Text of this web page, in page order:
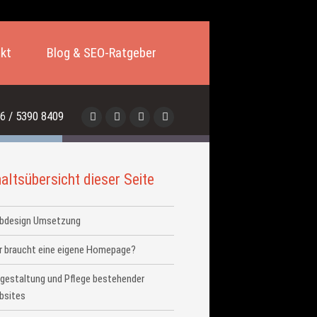
Blog & SEO-Ratgeber
/ 5390 8409
dieser Seite
Umsetzung
braucht eine eigene Homepage?
und Pflege bestehender